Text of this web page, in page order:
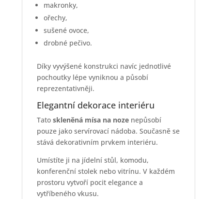
makronky,
ořechy,
sušené ovoce,
drobné pečivo.
Díky vyvýšené konstrukci navíc jednotlivé
pochoutky lépe vyniknou a působí
reprezentativněji.
Elegantní dekorace interiéru
Tato skleněná mísa na nozenepůsobí
pouze jako servírovací nádoba. Současně se
stává dekorativním prvkem interiéru.
Umístíte ji na jídelní stůl, komodu,
konferenční stolek nebo vitrínu. V každém
prostoru vytvoří pocit elegance a
vytříbeného vkusu.